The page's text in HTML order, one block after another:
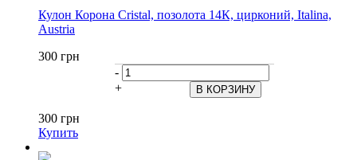
Кулон Корона Cristal, позолота 14К, цирконий, Italina,
Austria
300 грн
-
+
300 грн
Купить